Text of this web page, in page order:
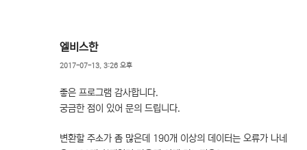
엘비스한
2017-07-13, 3:26 오후
좋은 프로그램 감사합니다.
궁금한 점이 있어 문의 드립니다.
변환할 주소가 좀 많은데 190개 이상의 데이터는 오류가 나네